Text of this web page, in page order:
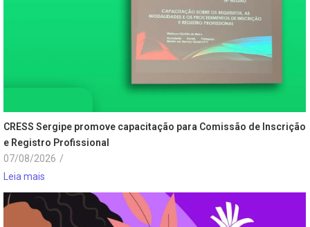
CRESS Sergipe promove capacitação para Comissão de Inscrição
e Registro Profissional
07/08/2026 /
Leia mais